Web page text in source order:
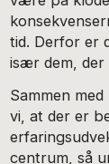
tid. Derfor er
især dem, der
Sammen
vi, at der er
centrum, så